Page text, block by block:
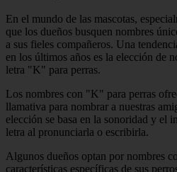
En el mundo de las mascotas,
que los dueños busquen nombres
a sus fieles compañeros. Una
en los últimos años es la elección de
letra "K" para perras.
Los nombres con "K" para perras
llamativa para nombrar a nuestras
elección se basa en la sonoridad y el
letra al pronunciarla o escribirla.
Algunos dueños optan por nombres
características específicas de sus